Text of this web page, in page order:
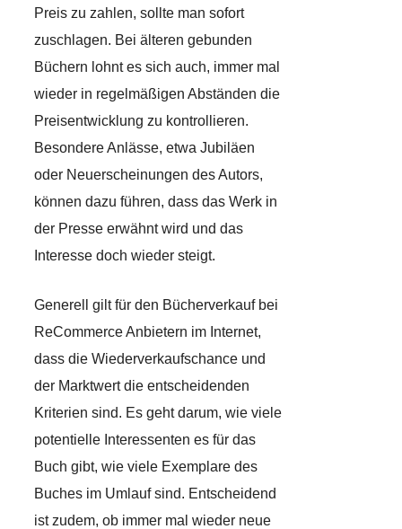
Preis zu zahlen, sollte man sofort
zuschlagen. Bei älteren gebunden
Büchern lohnt es sich auch, immer mal
wieder in regelmäßigen Abständen die
Preisentwicklung zu kontrollieren.
Besondere Anlässe, etwa Jubiläen
oder Neuerscheinungen des Autors,
können dazu führen, dass das Werk in
der Presse erwähnt wird und das
Interesse doch wieder steigt.
Generell gilt für den Bücherverkauf bei
ReCommerce Anbietern im Internet,
dass die Wiederverkaufschance und
der Marktwert die entscheidenden
Kriterien sind. Es geht darum, wie viele
potentielle Interessenten es für das
Buch gibt, wie viele Exemplare des
Buches im Umlauf sind. Entscheidend
ist zudem, ob immer mal wieder neue